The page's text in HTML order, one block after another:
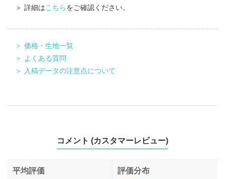
＞ 詳細はこちらをご確認ください。
＞ 価格・生地一覧
＞ よくある質問
＞ 入稿データの注意点について
コメント (カスタマーレビュー)
平均評価 評価分布